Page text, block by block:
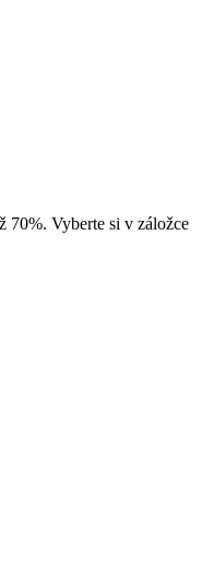
Vyberte si v záložce